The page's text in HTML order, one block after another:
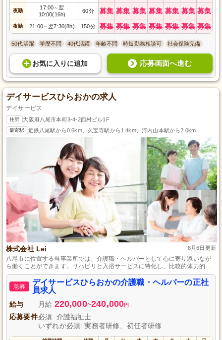
夜勤
17:00～翌
10:00(16h)
60分 募集 募集 募集 募集 募集 募集 募集
夜勤 21:00～翌7:30(8h) 150分 募集 募集 募集 募集 募集 募集 募集
50代活躍 学歴不問 40代活躍 年齢不問 時短勤務相談可 社会保険完備
お気に入り に追加 応募画面へ進む
デイサービスひらおかの求人
デイサービス
住所 大阪府八尾市本町3-4-2西村ビル1F
最寄駅 近鉄八尾駅から0.6km、久宝寺駅から1.4km、河内山本駅から2.0km
株式会社 Lei 8月6日更新
八尾市に位置する当事業所では、介護職・ヘルパーとして心に寄り添いなが
ら働くことができます。リハビリと入浴サービスに特化し、比較的体力的負
担が少ない環境で、利用者さまの自立支援を行っています。未経験の方も安
心してスタートできる充実した指導体制と、希望の休みが取りやすい勤務体
系で、私たちとともに成長し、活躍してみませんか。
急募
デイサービスひらおかの介護職・ヘルパーの正社
員求人
給与 月給 220,000~240,000円
応募要件必須: 介護福祉士
いずれか必須: 実務者研修、初任者研修